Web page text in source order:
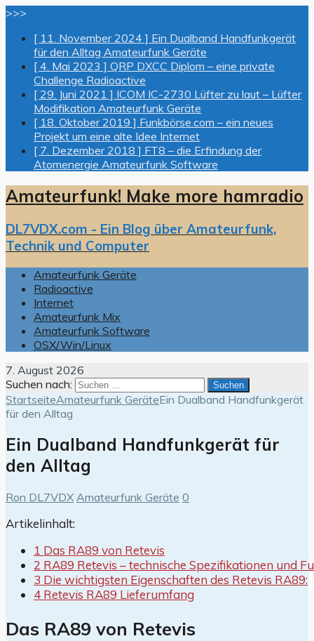
>>>
[ 11. November 2024 ] Ein Dualband Handfunkgerät
für den Alltag Amateurfunk Geräte
[ 4. Mai 2023 ] QRP DXCC Diplom – eine private
Challenge Radioactive
[ 29. Juni 2021 ] ICOM IC-2730 Lüfter zu laut – Lüfter
Modifikation Amateurfunk Geräte
[ 18. Oktober 2019 ] Funkbörse.com – ein neues
Projekt um eine alte Idee Internet
[ 7. Dezember 2018 ] FT8 – die Erfindung der
Atomenergie Amateurfunk Software
Amateurfunk! Make more hamradio
DL7VDX.com - Ein Blog über Amateurfunk,
Technik und Computer
Amateurfunk Geräte
Radioactive
Internet
Amateurfunk Mix
Amateurfunk Software
OSX/Win/Linux
7. August 2026
Suchen nach:
StartseiteAmateurfunk GeräteEin Dualband Handfunkgerät
für den Alltag
Ein Dualband Handfunkgerät für
den Alltag
Ron DL7VDX Amateurfunk Geräte 0
Artikelinhalt:
1 Das RA89 von Retevis
2 RA89 Retevis – technische Spezifikationen und
3 Die wichtigsten Eigenschaften des Retevis RA89:
4 Retevis RA89 Lieferumfang
Das RA89 von Retevis